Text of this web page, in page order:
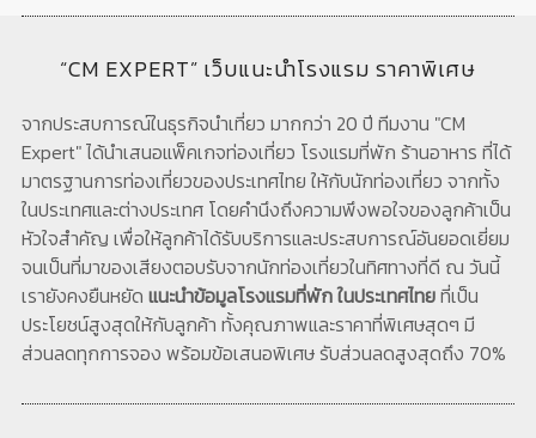
“CM EXPERT” เว็บแนะนำโรงแรม ราคาพิเศษ
จากประสบการณ์ในธุรกิจนำเที่ยว มากกว่า 20 ปี ทีมงาน "CM
Expert" ได้นำเสนอแพ็คเกจท่องเที่ยว โรงแรมที่พัก ร้านอาหาร ที่ได้
มาตรฐานการท่องเที่ยวของประเทศไทย ให้กับนักท่องเที่ยว จากทั้ง
ในประเทศและต่างประเทศ โดยคำนึงถึงความพึงพอใจของลูกค้าเป็น
หัวใจสำคัญ เพื่อให้ลูกค้าได้รับบริการและประสบการณ์อันยอดเยี่ยม
จนเป็นที่มาของเสียงตอบรับจากนักท่องเที่ยวในทิศทางที่ดี ณ วันนี้
เรายังคงยืนหยัด แนะนำข้อมูลโรงแรมที่พัก ในประเทศไทยที่เป็น
ประโยชน์สูงสุดให้กับลูกค้า ทั้งคุณภาพและราคาที่พิเศษสุดๆ มี
ส่วนลดทุกการจอง พร้อมข้อเสนอพิเศษ รับส่วนลดสูงสุดถึง 70%